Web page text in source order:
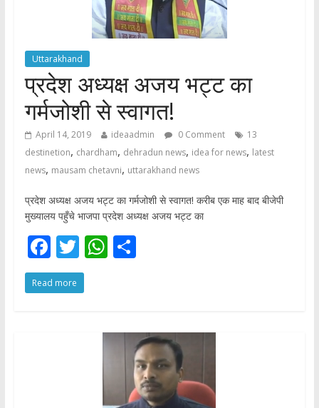
Uttarakhand
प्रदेश अध्यक्ष अजय भट्ट का
गर्मजोशी से स्वागत!
April 14, 2019 ideaadmin 0 Comment
13
destinetion, chardham, dehradun news, idea for news, latest
news, mausam chetavni, uttarakhand news
प्रदेश अध्यक्ष अजय भट्ट का गर्मजोशी से स्वागत! करीब एक माह बाद बीजेपी
मुख्यालय पहुँचे भाजपा प्रदेश अध्यक्ष अजय भट्ट का
F
ac
e
T
w
itt
W
A
p
S
Read more